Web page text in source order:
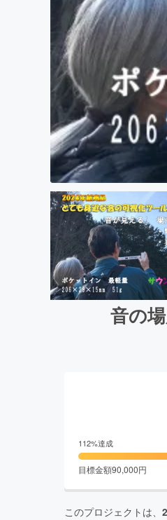
音の
112%達成
目標金額90,000円
このプロジェクトは、